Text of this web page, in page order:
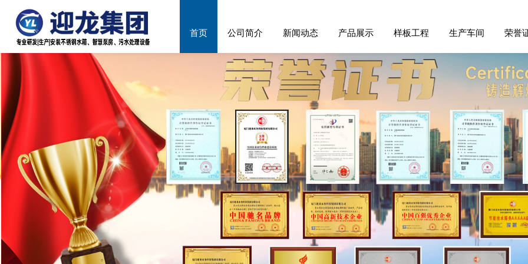
首页 公司简介 新闻动态 产品展示 样板工程 生产车间 荣誉